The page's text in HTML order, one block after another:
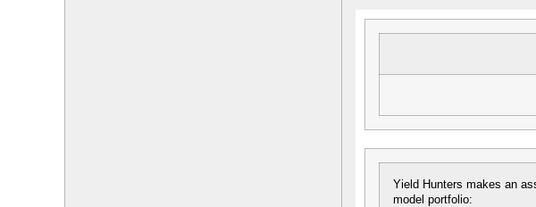
Yield Hunters makes an
model portfolio: